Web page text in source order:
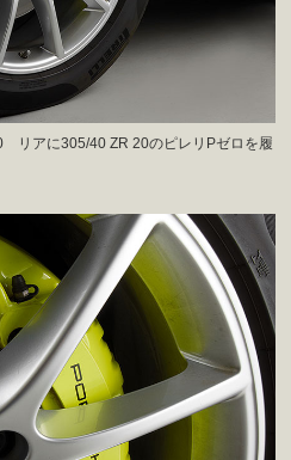
リアに305/40 ZR 20のピレリPゼロを履